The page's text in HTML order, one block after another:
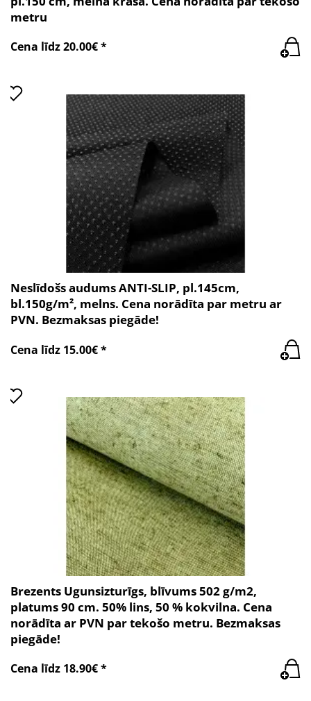
metru
Cena līdz 20.00€ *
Neslīdošs audums ANTI-SLIP, pl.145cm,
bl.150g/m², melns. Cena norādīta par metru ar
PVN. Bezmaksas piegāde!
Cena līdz 15.00€ *
Brezents Ugunsizturīgs, blīvums 502 g/m2,
platums 90 cm. 50% lins, 50 % kokvilna. Cena
norādīta ar PVN par tekošo metru. Bezmaksas
piegāde!
Cena līdz 18.90€ *